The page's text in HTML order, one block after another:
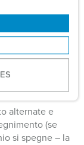
anche "cavo
o ibrido può
standard
disponibile
svolge
alternate e
(se
si spegne – la